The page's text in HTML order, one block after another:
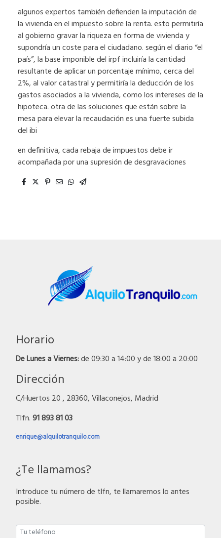
algunos expertos también defienden la imputación de
la vivienda en el impuesto sobre la renta. esto permitiría
al gobierno gravar la riqueza en forma de vivienda y
supondría un coste para el ciudadano. según el diario “el
país”, la base imponible del irpf incluiría la cantidad
resultante de aplicar un porcentaje mínimo, cerca del
2%, al valor catastral y permitiría la deducción de los
gastos asociados a la vivienda, como los intereses de la
hipoteca. otra de las soluciones que están sobre la
mesa para elevar la recaudación es una fuerte subida
del ibi
en definitiva, cada rebaja de impuestos debe ir
acompañada por una supresión de desgravaciones
Horario
De Lunes a Viernes:de 09:30 a 14:00 y de 18:00 a 20:00
Dirección
C/Huertos 20 , 28360, Villaconejos, Madrid
Tlfn.91 893 81 03
enrique@alquilotranquilo.com
¿Te llamamos?
Introduce tu número de tlfn, te llamaremos lo antes
posible.